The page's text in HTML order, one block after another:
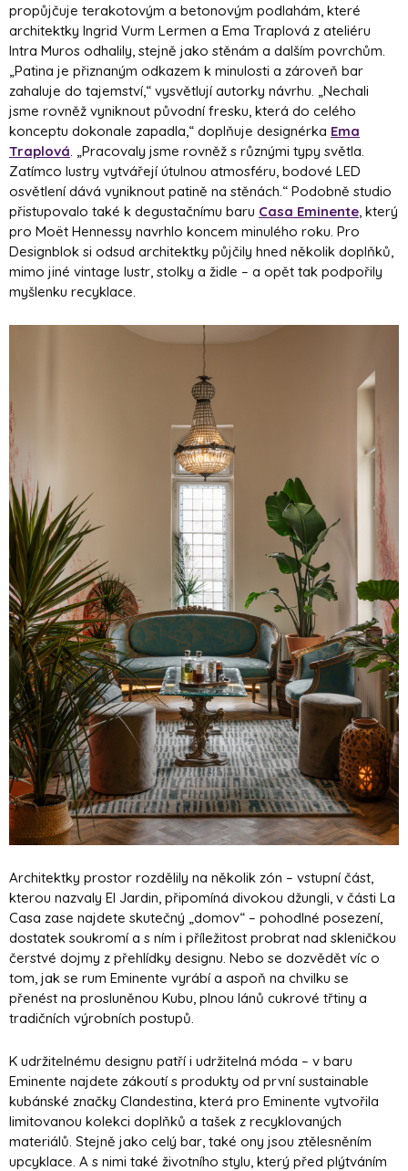
propůjčuje terakotovým a betonovým podlahám, které
architektky Ingrid Vurm Lermen a Ema Traplová z ateliéru
Intra Muros odhalily, stejně jako stěnám a dalším povrchům.
„Patina je přiznaným odkazem k minulosti a zároveň bar
zahaluje do tajemství,“ vysvětlují autorky návrhu. „Nechali
jsme rovněž vyniknout původní fresku, která do celého
konceptu dokonale zapadla,“ doplňuje designérka Ema
Traplová . „Pracovaly jsme rovněž s různými typy světla.
Zatímco lustry vytvářejí útulnou atmosféru, bodové LED
osvětlení dává vyniknout patině na stěnách.“ Podobně studio
přistupovalo také k degustačnímu baru Casa Eminente , který
pro Moët Hennessy navrhlo koncem minulého roku. Pro
Designblok si odsud architektky půjčily hned několik doplňků,
mimo jiné vintage lustr, stolky a židle – a opět tak podpořily
myšlenku recyklace.
Architektky prostor rozdělily na několik zón – vstupní část,
kterou nazvaly El Jardin, připomíná divokou džungli, v části La
Casa zase najdete skutečný „domov“ – pohodlné posezení,
dostatek soukromí a s ním i příležitost probrat nad skleničkou
čerstvé dojmy z přehlídky designu. Nebo se dozvědět víc o
tom, jak se rum Eminente vyrábí a aspoň na chvilku se
přenést na prosluněnou Kubu, plnou lánů cukrové třtiny a
tradičních výrobních postupů.
K udržitelnému designu patří i udržitelná móda – v baru
Eminente najdete zákoutí s produkty od první sustainable
kubánské značky Clandestina, která pro Eminente vytvořila
limitovanou kolekci doplňků a tašek z recyklovaných
materiálů. Stejně jako celý bar, také ony jsou ztělesněním
upcyklace. A s nimi také životního stylu, který před plýtváním